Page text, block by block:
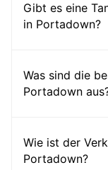
Gibt es eine
in Portadown?
Was sind die
Portadown
Wie ist der
Portadown?